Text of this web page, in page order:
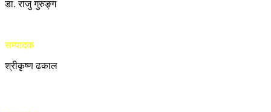
डा. राजु गुरुङ्ग
सम्पादक
श्रीकृष्ण ढकाल